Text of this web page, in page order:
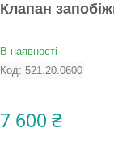
Клапан
В наявності
Код: 521.20.0600
7 600 ₴